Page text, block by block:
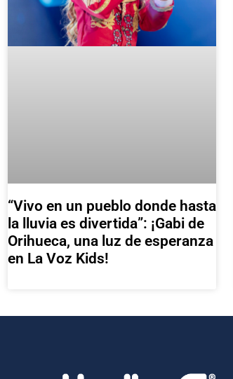
“Vivo en un pueblo donde hasta
la lluvia es divertida”: ¡Gabi de
Orihueca, una luz de esperanza
en La Voz Kids!